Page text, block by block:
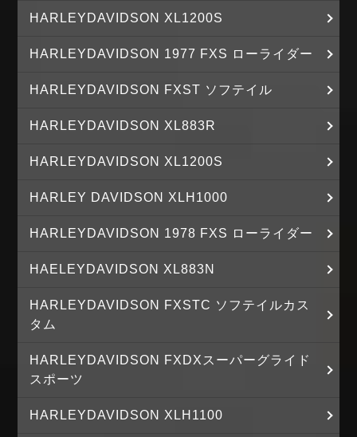
HARLEYDAVIDSON XL1200S
HARLEYDAVIDSON 1977 FXS ローライダー
HARLEYDAVIDSON FXST ソフテイル
HARLEYDAVIDSON XL883R
HARLEYDAVIDSON XL1200S
HARLEY DAVIDSON XLH1000
HARLEYDAVIDSON 1978 FXS ローライダー
HAELEYDAVIDSON XL883N
HARLEYDAVIDSON FXSTC ソフテイルカス
タム
HARLEYDAVIDSON FXDXスーパーグライド
スポーツ
HARLEYDAVIDSON XLH1100